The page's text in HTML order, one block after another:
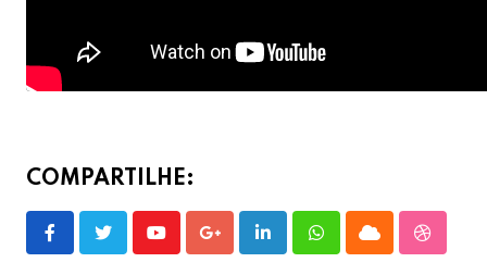
COMPARTILHE:
YoutubeGoogle+LinkedInWhatsappCloud